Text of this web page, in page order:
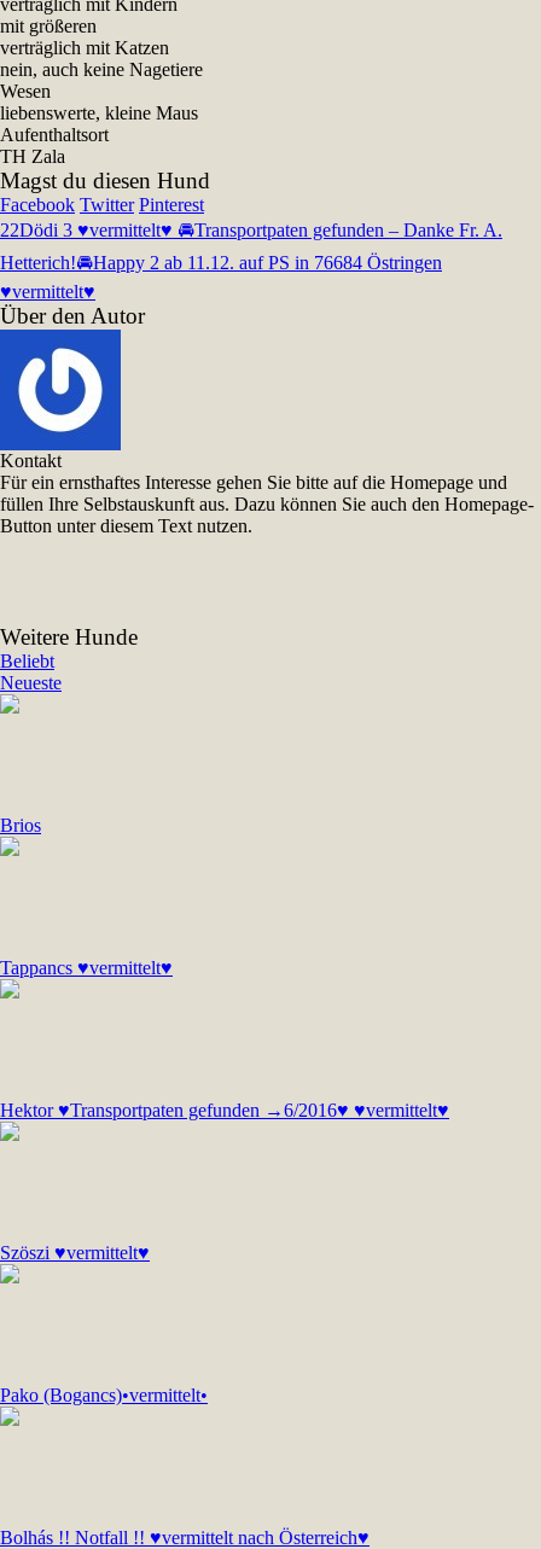
mit größeren
verträglich mit Katzen
nein, auch keine Nagetiere
Wesen
liebenswerte, kleine Maus
Aufenthaltsort
TH Zala
Magst du diesen Hund
Facebook Twitter Pinterest
22Dödi 3 ♥vermittelt♥ 🚘Transportpaten gefunden – Danke Fr. A.
Hetterich!🚘Happy 2 ab 11.12. auf PS in 76684 Östringen
♥vermittelt♥
Über den Autor
Kontakt
Für ein ernsthaftes Interesse gehen Sie bitte auf die Homepage und
füllen Ihre Selbstauskunft aus. Dazu können Sie auch den Homepage-
Button unter diesem Text nutzen.
Weitere Hunde
Beliebt
Neueste
Brios
Tappancs ♥vermittelt♥
Hektor ♥Transportpaten gefunden →6/2016♥ ♥vermittelt♥
Szöszi ♥vermittelt♥
Pako (Bogancs)•vermittelt•
Bolhás !! Notfall !! ♥vermittelt nach Österreich♥